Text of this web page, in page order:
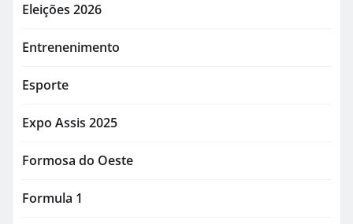
Eleições 2026
Entrenenimento
Esporte
Expo Assis 2025
Formosa do Oeste
Formula 1